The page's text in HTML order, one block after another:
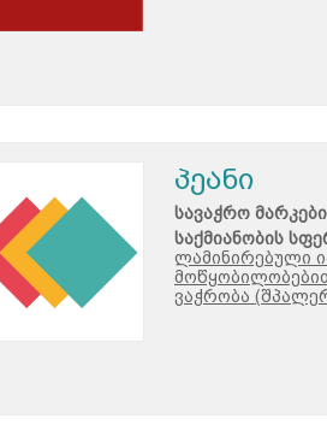
პეანი
სავაჭრო
საქმიანობის
ლამინირებული
ვაჭრობა